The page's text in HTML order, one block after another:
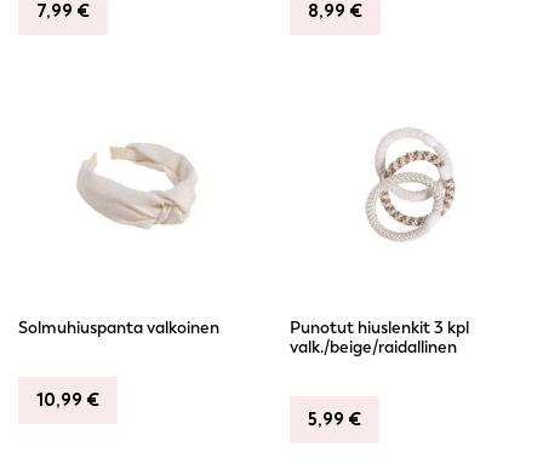
7,99 € 8,99 €
Solmuhiuspanta valkoinen
10,99 €
Punotut hiuslenkit 3 kpl
valk./beige/raidallinen
5,99 €